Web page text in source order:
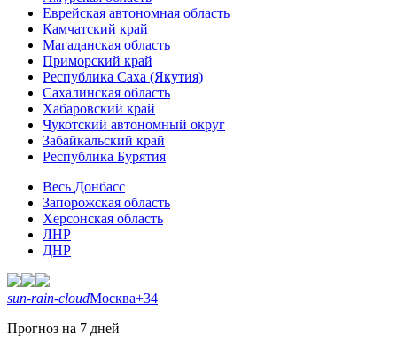
Еврейская автономная область
Камчатский край
Магаданская область
Приморский край
Республика Саха (Якутия)
Сахалинская область
Хабаровский край
Чукотский автономный округ
Забайкальский край
Республика Бурятия
Весь Донбасс
Запорожская область
Херсонская область
ЛНР
ДНР
sun-rain-cloudМосква+34
Прогноз на 7 дней